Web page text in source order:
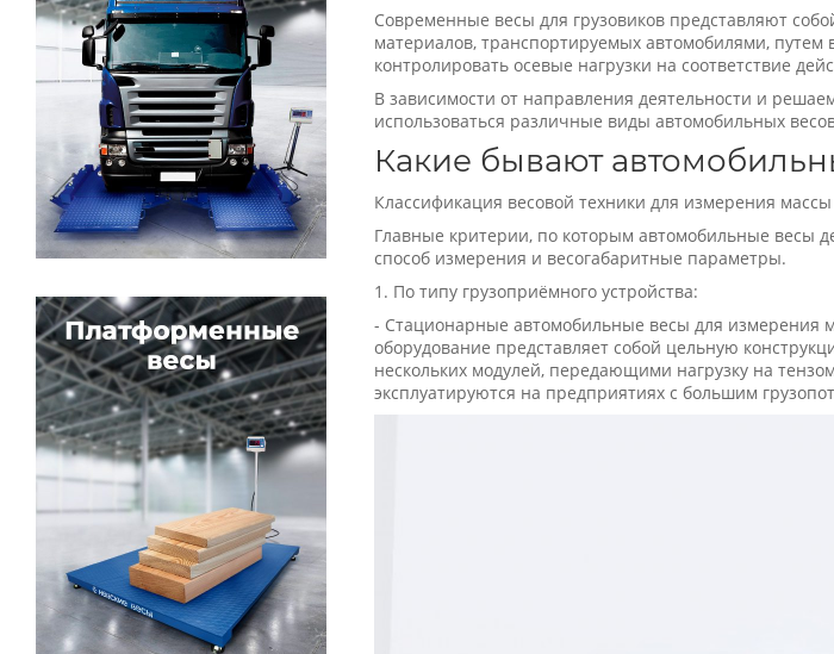
Современные весы для грузовиков представляют
материалов, транспортируемых автомобилями,
контролировать осевые нагрузки на соответствие
В зависимости от направления деятельности и
использоваться различные виды автомобильных
Какие бывают
Классификация весовой техники для измерения
Главные критерии, по которым автомобильные весы
способ измерения и весогабаритные параметры.
1. По типу грузоприёмного устройства:
- Стационарные автомобильные весы для измерения
оборудование представляет собой цельную
нескольких модулей, передающими нагрузку на
эксплуатируются на предприятиях с большим